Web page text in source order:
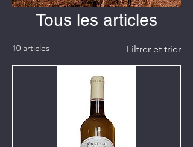
Tous les articles
10 articles Filtrer et trier